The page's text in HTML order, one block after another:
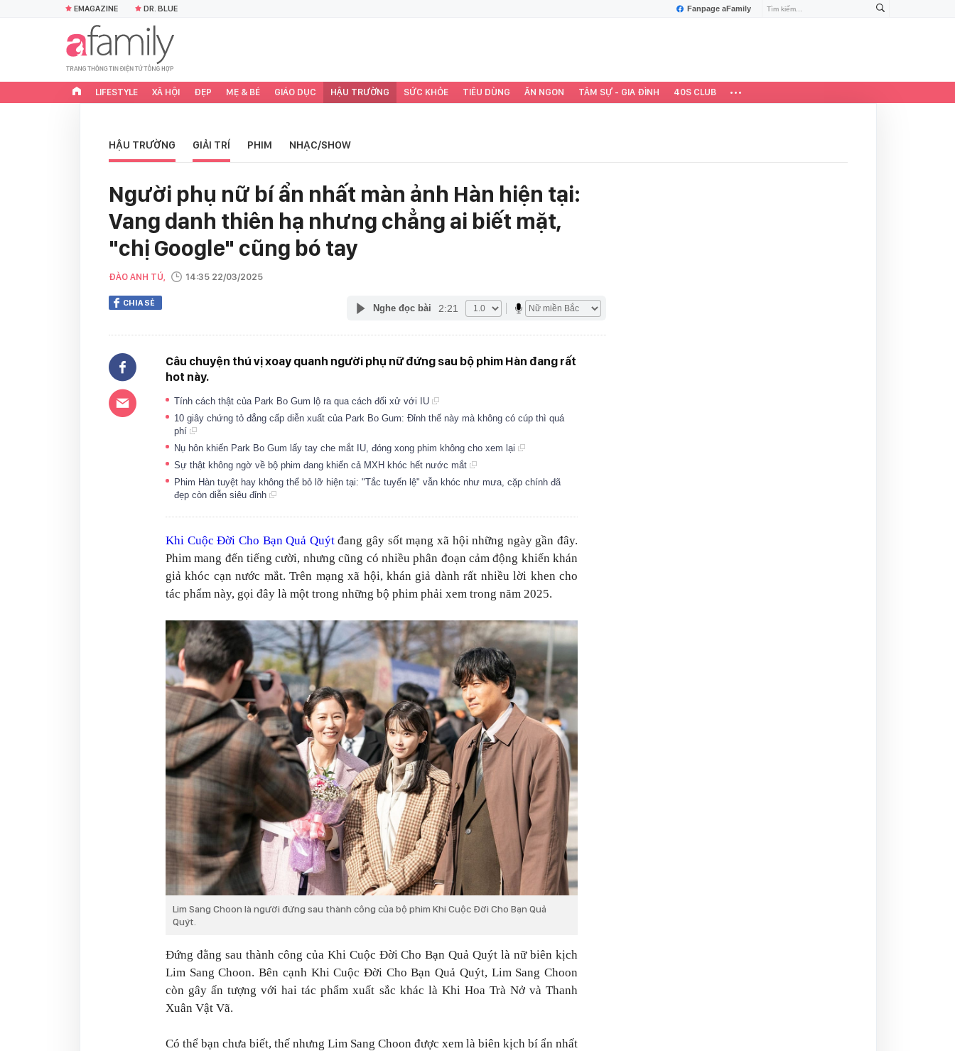
Fanpage aFamily
EMAGAZINE DR. BLUE
LIFESTYLE XÃ HỘI ĐẸP MẸ & BÉ GIÁO DỤC HẬU TRƯỜNG SỨC KHỎE TIÊU DÙNG ĂN NGON TÂM SỰ - GIA ĐÌNH 40S CLUB
HẬU TRƯỜNG GIẢI TRÍ PHIM NHẠC/SHOW
Người phụ nữ bí ẩn nhất màn ảnh Hàn hiện tại:
Vang danh thiên hạ nhưng chẳng ai biết mặt,
"chị Google" cũng bó tay
ĐÀO ANH TÚ, 14:35 22/03/2025
CHIA SẺ Nghe đọc bài 2:21
Câu chuyện thú vị xoay quanh người phụ nữ đứng sau bộ phim Hàn đang rất
hot này.
Tính cách thật của Park Bo Gum lộ ra qua cách đối xử với IU
10 giây chứng tỏ đẳng cấp diễn xuất của Park Bo Gum: Đỉnh thế này mà không có cúp thì quá
phí
Nụ hôn khiến Park Bo Gum lấy tay che mắt IU, đóng xong phim không cho xem lại
Sự thật không ngờ về bộ phim đang khiến cả MXH khóc hết nước mắt
Phim Hàn tuyệt hay không thể bỏ lỡ hiện tại: "Tắc tuyến lệ" vẫn khóc như mưa, cặp chính đã
đẹp còn diễn siêu đỉnh
Khi Cuộc Đời Cho Bạn Quả Quýtđang gây sốt mạng xã hội những ngày gần đây.
Phim mang đến tiếng cười, nhưng cũng có nhiều phân đoạn cảm động khiến khán
giả khóc cạn nước mắt. Trên mạng xã hội, khán giả dành rất nhiều lời khen cho
tác phẩm này, gọi đây là một trong những bộ phim phải xem trong năm 2025.
Lim Sang Choon là người đứng sau thành công của bộ phim Khi Cuộc Đời Cho Bạn Quả
Quýt.
Đứng đằng sau thành công của Khi Cuộc Đời Cho Bạn Quả Quýt là nữ biên kịch
Lim Sang Choon. Bên cạnh Khi Cuộc Đời Cho Bạn Quả Quýt, Lim Sang Choon
còn gây ấn tượng với hai tác phẩm xuất sắc khác là Khi Hoa Trà Nở và Thanh
Xuân Vật Vã.
Có thể bạn chưa biết, thế nhưng Lim Sang Choon được xem là biên kịch bí ẩn nhất